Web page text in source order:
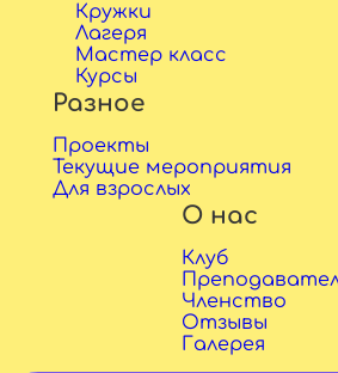
Кружки
Лагеря
Мастер класс
Курсы
Разное
Проекты
Текущие мероприятия
Для взрослых
О нас
Клуб
Членство
Отзывы
Галерея